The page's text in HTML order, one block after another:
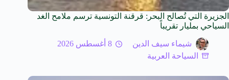
الجزيرة التي تُصالح البحر: قرقنة التونسية ترسم ملامح الغد
السياحي بمليار تقريباً
شيماء سيف الدين
8 أغسطس 2026
السياحة العربية